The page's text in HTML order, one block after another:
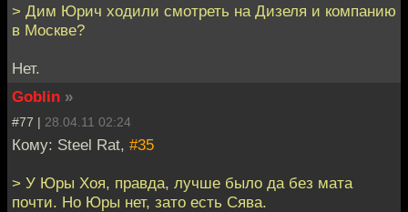
> Дим Юрич ходили смотреть на Дизеля и компанию
в Москве?
Нет.
Goblin »
#77 | 28.04.11 02:24
Кому: Steel Rat, #35
> У Юры Хоя, правда, лучше было да без мата
почти. Но Юры нет, зато есть Сява.